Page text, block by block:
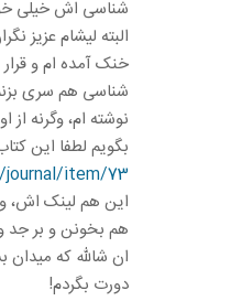
شناسی اش خیلی
البته لیشام عزیز
خنک آمده ام و
شناسی هم سری
نوشته ام، وگرنه
بگویم لطفا این
item/73
این هم لینک اش،
هم بخونن و بر جد
ان شالله که
دورت بگردم!